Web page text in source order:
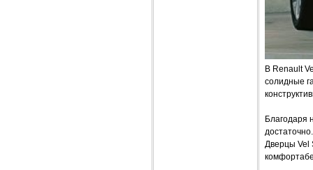
В Renault
солидные
Благодаря
достаточно.
Дверцы Vel